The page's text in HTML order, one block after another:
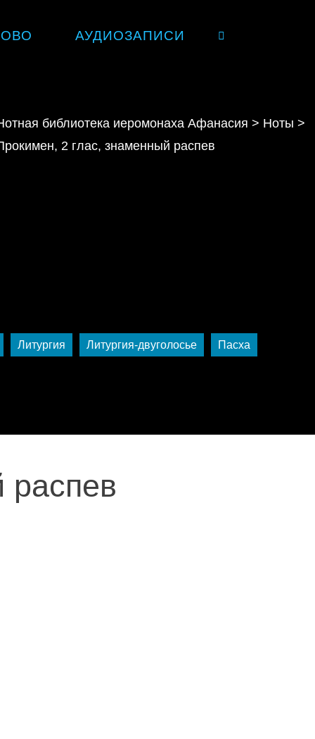
АУДИОЗАПИСИ
библиотека иеромонаха Афанасия > Ноты >
2 глас, знаменный распев
Литургия Литургия-двуголосье Пасха
распев